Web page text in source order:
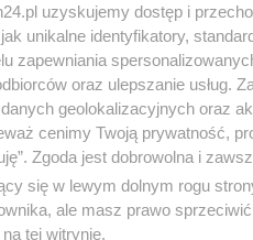
uzyskujemy dostęp i
unikalne identyfikatory,
zapewniania
oraz ulepszanie usług.
geolokalizacyjnych oraz
cenimy Twoją prywatność,
Zgoda jest dobrowolna i
się w lewym dolnym rogu
ale masz prawo
tej witrynie.